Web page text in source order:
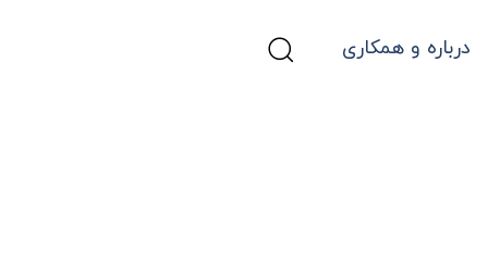
درباره و همکاری